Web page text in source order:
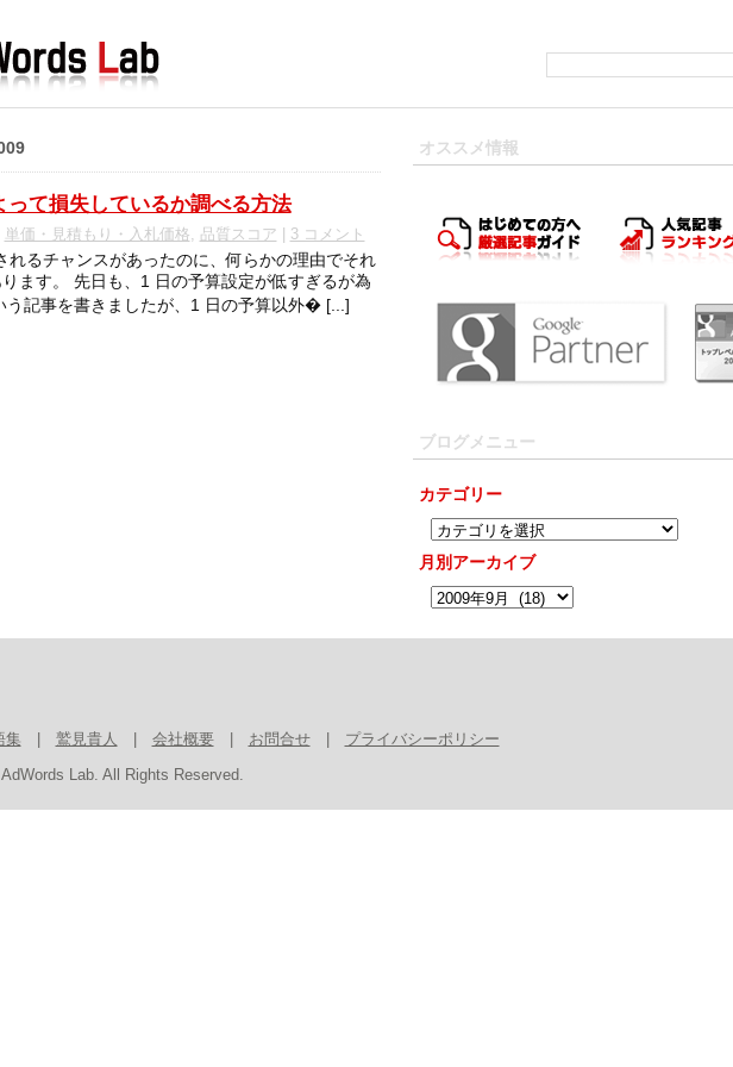
て損失しているか調べる方法
単価・見積もり・入札価格, 品質スコア 3 コメント
れるチャンスがあったのに、何らかの理由でそれ
ます。 先日も、1 日の予算設定が低すぎるが為
う記事を書きましたが、1 日の予算以外� [...]
オススメ情報
ブログメニュー
カテゴリー
月別アーカイブ
集 鷲見貴人 会社概要| お問合せ| プライバシーポリシー
Lab. All Rights Reserved.